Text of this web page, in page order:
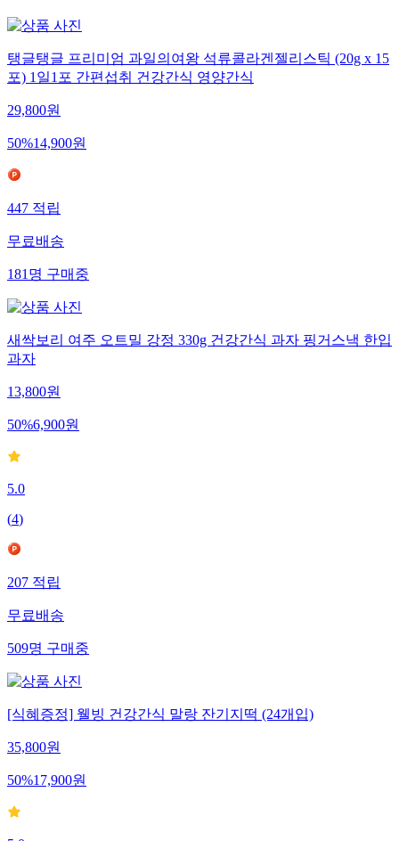
탱글탱글 프리미엄 과일의여왕 석류콜라겐젤리스틱 (20g x 15
포) 1일1포 간편섭취 건강간식 영양간식
29,800원
50%14,900원
447 적립
무료배송
181 명 구매중
새싹보리 여주 오트밀 강정 330g 건강간식 과자 핑거스낵 한입
과자
13,800원
50%6,900원
5.0
(4)
207 적립
무료배송
509명 구매중
[식혜증정] 웰빙 건강간식 말랑 잔기지떡 (24개입)
35,800원
50%17,900원